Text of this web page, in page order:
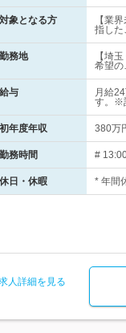
対象となる方
【業
指し
勤務地
【埼
希望
給与
月給
す。※
初年度年収 380万
勤務時間 #
休日・休暇 * 年間
人詳細を見る